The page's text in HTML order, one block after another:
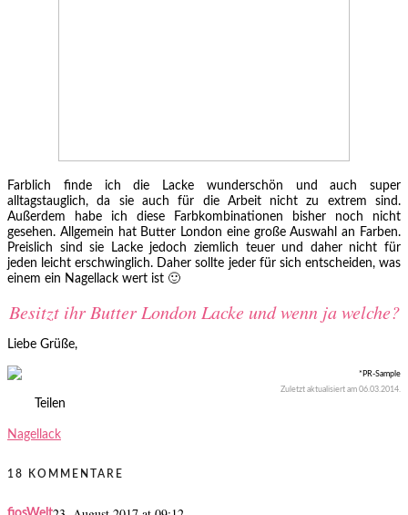
Farblich finde ich die Lacke wunderschön und auch super
alltagstauglich, da sie auch für die Arbeit nicht zu extrem sind.
Außerdem habe ich diese Farbkombinationen bisher noch nicht
gesehen. Allgemein hat Butter London eine große Auswahl an Farben.
Preislich sind sie Lacke jedoch ziemlich teuer und daher nicht für
jeden leicht erschwinglich. Daher sollte jeder für sich entscheiden, was
einem ein Nagellack wert ist 🙂
Besitzt ihr Butter London Lacke und wenn ja welche?
Liebe Grüße,
*PR-Sample
Zuletzt aktualisiert am 06.03.2014.
Teilen
Nagellack
18 KOMMENTARE